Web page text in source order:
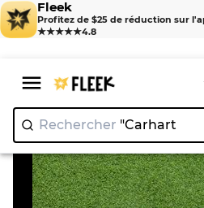
Fleek
Profitez de $25 de réduction sur
★★★★★4.8
Rechercher "Car |
Home > Blouse > Spirit Long-